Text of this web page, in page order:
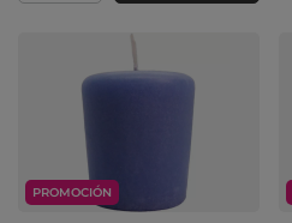
PROMOCIÓN